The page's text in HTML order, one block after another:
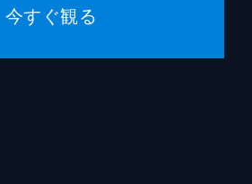
今すぐ観る